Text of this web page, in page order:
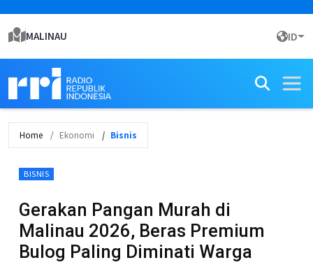
MALINAU ID
Home Ekonomi Bisnis
BISNIS
Gerakan Pangan Murah di
Malinau 2026, Beras Premium
Bulog Paling Diminati Warga